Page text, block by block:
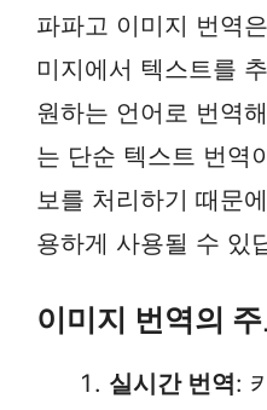
파파고 이미지 번역
미지에서 텍스트를
원하는 언어로 번역
는 단순 텍스트 번역
보를 처리하기 때문
용하게 사용될 수 있
이미지 번역의
실시간 번역: